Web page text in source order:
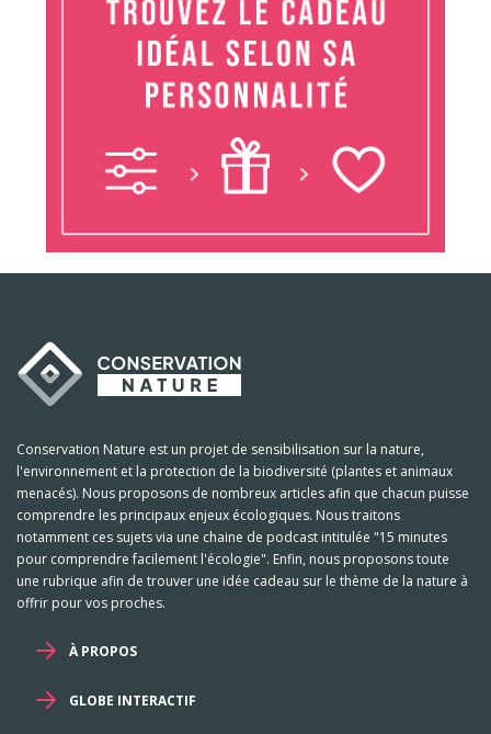
Conservation Nature est un projet de sensibilisation sur la nature,
l'environnement et la protection de la biodiversité (plantes et animaux
menacés). Nous proposons de nombreux articles afin que chacun puisse
comprendre les principaux enjeux écologiques. Nous traitons
notamment ces sujets via une chaine de podcast intitulée "15 minutes
pour comprendre facilement l'écologie". Enfin, nous proposons toute
une rubrique afin de trouver une idée cadeau sur le thème de la nature à
offrir pour vos proches.
À PROPOS
GLOBE INTERACTIF